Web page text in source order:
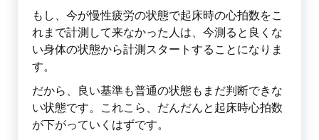
もし、今が慢性疲労の状態で起床時の心拍数をこ
れまで計測して来なかった人は、今測ると良くな
い身体の状態から計測スタートすることになりま
す。
だから、良い基準も普通の状態もまだ判断できな
い状態です。これこら、だんだんと起床時心拍数
が下がっていくはずです。